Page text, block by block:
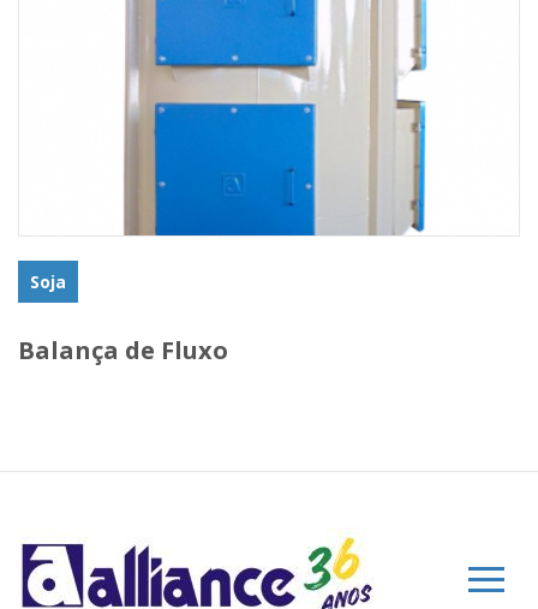
Soja
Balança de Fluxo